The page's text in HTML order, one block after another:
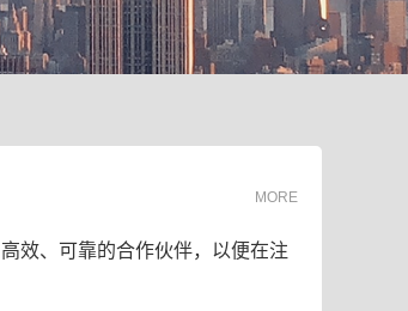
MORE
效、可靠的合作伙伴，以便在注